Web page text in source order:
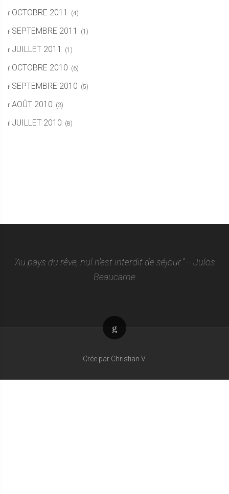
OCTOBRE 2011 (4)
SEPTEMBRE 2011 (1)
JUILLET 2011 (1)
OCTOBRE 2010 (6)
SEPTEMBRE 2010 (5)
AOÛT 2010 (3)
JUILLET 2010 (8)
"Au pays du rêve, nul n'est interdit de séjour." -- Julos
Beaucarne
Crée par Christian V.